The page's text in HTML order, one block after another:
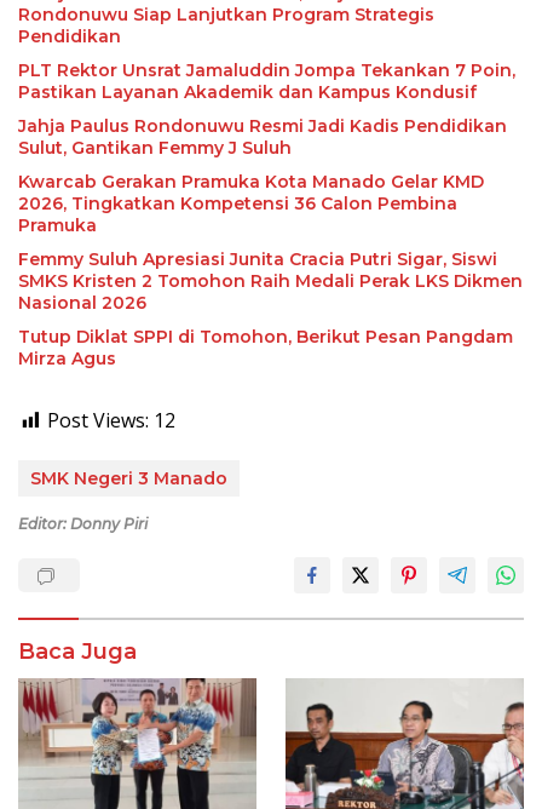
Rondonuwu Siap Lanjutkan Program Strategis
Pendidikan
PLT Rektor Unsrat Jamaluddin Jompa Tekankan 7 Poin,
Pastikan Layanan Akademik dan Kampus Kondusif
Jahja Paulus Rondonuwu Resmi Jadi Kadis Pendidikan
Sulut, Gantikan Femmy J Suluh
Kwarcab Gerakan Pramuka Kota Manado Gelar KMD
2026, Tingkatkan Kompetensi 36 Calon Pembina
Pramuka
Femmy Suluh Apresiasi Junita Cracia Putri Sigar, Siswi
SMKS Kristen 2 Tomohon Raih Medali Perak LKS Dikmen
Nasional 2026
Tutup Diklat SPPI di Tomohon, Berikut Pesan Pangdam
Mirza Agus
Post Views: 12
SMK Negeri 3 Manado
Editor: Donny Piri
Baca Juga